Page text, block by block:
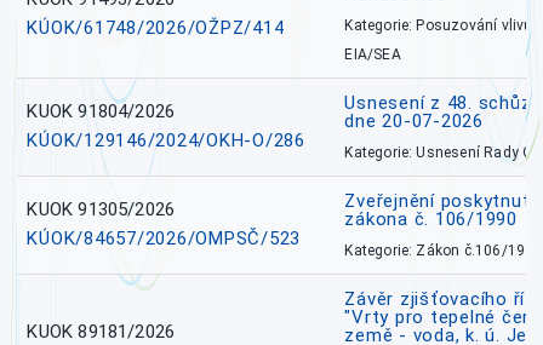
KÚOK/61748/2026/OŽPZ/414
Kategorie: Posuzování vlivů
EIA/SEA
KUOK 91804/2026
KÚOK/129146/2024/OKH-O/286
Usnesení z 48.
dne 20-07-2026
Kategorie: Usnesení Rady
KUOK 91305/2026
KÚOK/84657/2026/OMPSČ/523
Zveřejnění poskytnutí
zákona č. 106/1990
Kategorie: Zákon č.106/1999
KUOK 89181/2026
Závěr zjišťovacího
"Vrty pro tepelné
země - voda, k. ú.